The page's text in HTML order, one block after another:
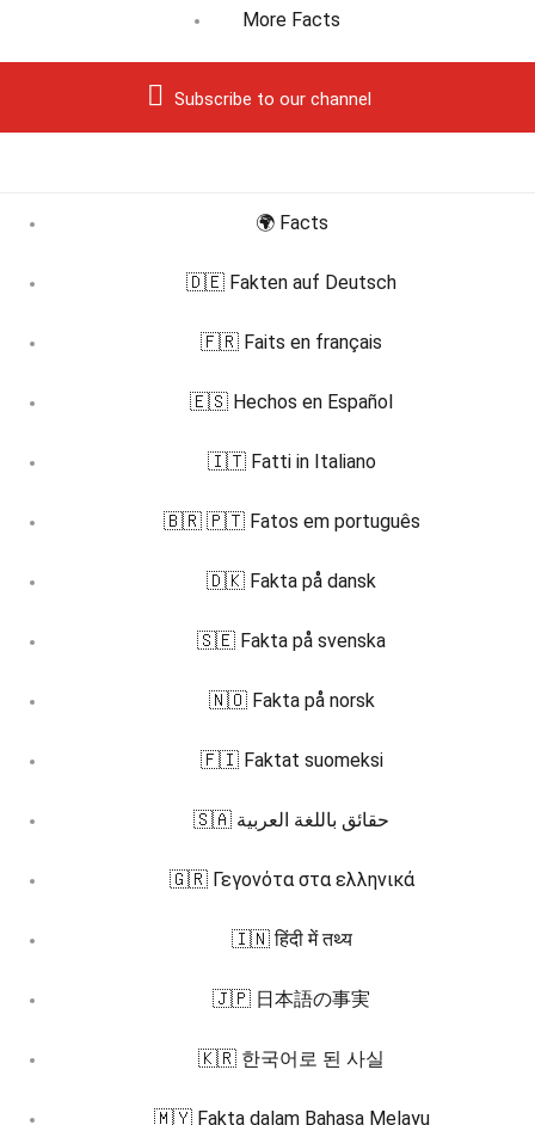
More Facts
Subscribe to our channel
🌍 Facts
🇩🇪 Fakten auf Deutsch
🇫🇷 Faits en français
🇪🇸 Hechos en Español
🇮🇹 Fatti in Italiano
🇧🇷 🇵🇹 Fatos em português
🇩🇰 Fakta på dansk
🇸🇪 Fakta på svenska
🇳🇴 Fakta på norsk
🇫🇮 Faktat suomeksi
🇸🇦 حقائق باللغة العربية
🇬🇷 Γεγονότα στα ελληνικά
🇮🇳 हिंदी में तथ्य
🇯🇵 日本語の事実
🇰🇷 한국어로 된 사실
🇲🇾 Fakta dalam Bahasa Melayu